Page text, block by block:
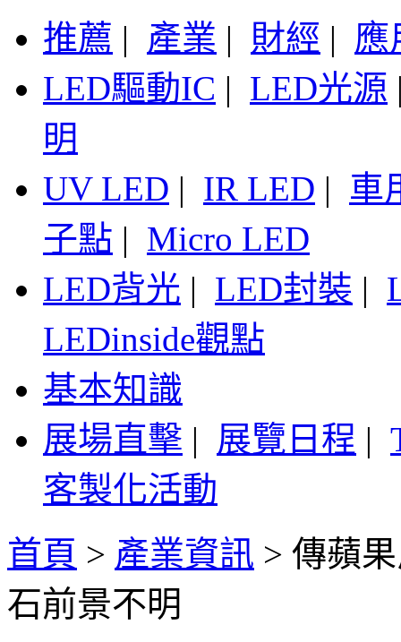
推薦 | 產業 | 財經 | 應
LED驅動IC | LED光源
明
UV LED | IR LED | 車
子點 | Micro LED
LED背光 | LED封裝 |
LEDinside觀點
基本知識
展場直擊 | 展覽日程 |
客製化活動
首頁 > 產業資訊 > 傳蘋
石前景不明